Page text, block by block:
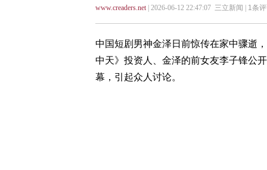
www.creaders.net| 2026-06-12 22:47:07 三立新闻 | 1条
中国短剧男神金泽日前惊传在家中骤逝
中天》投资人、金泽的前女友李子锋公
幕，引起众人讨论。